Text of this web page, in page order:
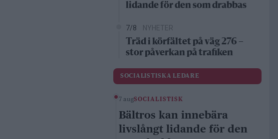
lidande för den som drabbas
7/8 NYHETER
Träd i körfältet på väg 276 –
stor påverkan på trafiken
SOCIALISTISKA LEDARE
7 augSOCIALISTISK
Bältros kan innebära
livslångt lidande för den